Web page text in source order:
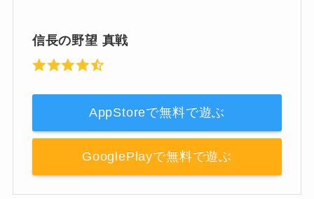
信長の野望 真戦
AppStoreで無料で遊ぶ
GooglePlayで無料で遊ぶ